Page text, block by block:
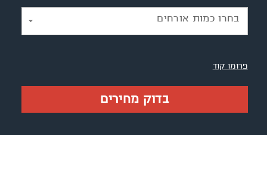
בחרו כמות אורחים
פרומו קוד
בדוק מחירים